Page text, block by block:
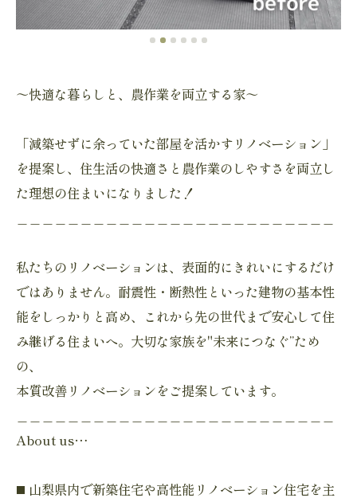
～快適な暮らしと、農作業を両立する家～
「減築せずに余っていた部屋を活かすリノベーション」
を提案し、住生活の快適さと農作業のしやすさを両立し
た理想の住まいになりました！
私たちのリノベーションは、表面的にきれいにするだけ
ではありません。耐震性・断熱性といった建物の基本性
能をしっかりと高め、これから先の世代まで安心して住
み継げる住まいへ。大切な家族を"未来につなぐ”ため
の、
本質改善リノベーションをご提案しています。
About us…
◼️ 山梨県内で新築住宅や高性能リノベーション住宅を主